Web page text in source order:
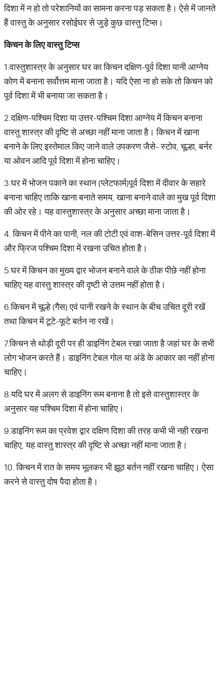
दिशा में न हो तो परेशानियों का सामना करना पड़ सकता है। ऐसे में जानते
हैं वास्तु के अनुसार रसोईघर से जुड़े कुछ वास्तु टिप्स।
किचनकेलिएवास्तुटिप्स
1.वास्तुशास्त्र के अनुसार घर का किचन दक्षिण-पूर्व दिशा यानी आग्नेय
कोण में बनाना सर्वोत्तम माना जाता है। यदि ऐसा ना हो सके तो किचन को
पूर्व दिशा में भी बनाया जा सकता है।
2.दक्षिण-पश्चिम दिशा या उत्तर-पश्चिम दिशा आग्नेय में किचन बनाना
वास्तु शास्त्र की दृष्टि से अच्छा नहीं माना जाता है। किचन में खाना
बनाने के लिए इस्तेमाल किए जाने वाले उपकरण जैसे- स्टोव, चूल्हा, बर्नर
या ओवन आदि पूर्व दिशा में होना चाहिए।
3.घर में भोजन पकाने का स्थान (प्लेटफार्म)पूर्व दिशा में दीवार के सहारे
बनाना चाहिए ताकि खाना बनाते समय, खाना बनाने वाले का मुख पूर्व दिशा
की ओर रहे। यह वास्तुशास्त्र के अनुसार अच्छा माना जाता है।
4. किचन में पीने का पानी, नल की टोटी एवं वाश-बेसिन उत्तर-पूर्व दिशा में
और फ्रिज पश्चिम दिशा में रखना उचित होता है।
5.घर में किचन का मुख्य द्वार भोजन बनाने वाले के ठीक पीछे नहीं होना
चाहिए यह वास्तु शास्त्र की दृष्टी से उत्तम नहीं होता है।
6.किचन में चूल्हे (गैस) एवं पानी रखने के स्थान के बीच उचित दूरी रखें
तथा किचन में टूटे-फूटे बर्तन ना रखें।
7.किचन से थोड़ी दूरी पर ही डाइनिंग टेबल रखा जाता है जहां घर के सभी
लोग भोजन करते हैं। डाइनिंग टेबल गोल या अंडे के आकार का नहीं होना
चाहिए।
8.यदि घर में अलग से डाइनिंग रूम बनाना है तो इसे वास्तुशास्त्र के
अनुसार यह पश्चिम दिशा में होना चाहिए।
9.डाइनिंग रूम का प्रवेश द्वार दक्षिण दिशा की तरह कभी भी नही रखना
चाहिए, यह वास्तु शास्त्र की दृष्टि से अच्छा नहीं माना जाता है।
10. किचन में रात के समय भूलकर भी झूठ बर्तन नहीं रखना चाहिए। ऐसा
करने से वास्तु दोष पैदा होता है।